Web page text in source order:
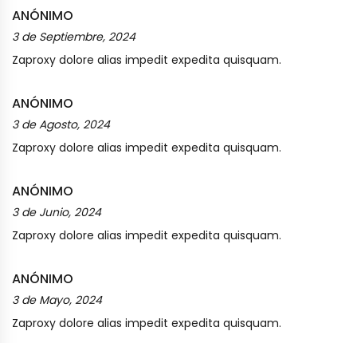
ANÓNIMO
3 de Septiembre, 2024
Zaproxy dolore alias impedit expedita quisquam.
ANÓNIMO
3 de Agosto, 2024
Zaproxy dolore alias impedit expedita quisquam.
ANÓNIMO
3 de Junio, 2024
Zaproxy dolore alias impedit expedita quisquam.
ANÓNIMO
3 de Mayo, 2024
Zaproxy dolore alias impedit expedita quisquam.